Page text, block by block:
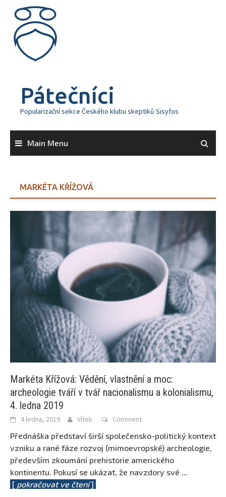
content
Pátečníci
Popularizační sekce Českého klubu skeptiků Sisyfos
Main Menu
MARKÉTA KŘÍŽOVÁ
Markéta Křížová: Vědění, vlastnění a moc:
archeologie tváří v tvář nacionalismu a kolonialismu,
4. ledna 2019
4 ledna, 2019 Vítek Comment
Přednáška představí širší společensko-politický kontext
vzniku a rané fáze rozvoj (mimoevropské) archeologie,
především zkoumání prehistorie amerického
kontinentu. Pokusí se ukázat, že navzdory své ...
[ pokračovat ve čtení]